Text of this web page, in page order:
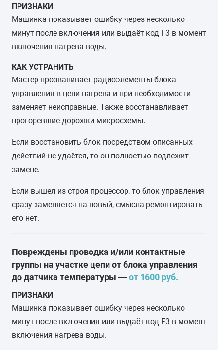
ПРИЗНАКИ
Машинка показывает ошибку через несколько
минут после включения или выдаёт код F3 в момент
включения нагрева воды.
КАК УСТРАНИТЬ
Мастер прозванивает радиоэлементы блока
управления в цепи нагрева и при необходимости
заменяет неисправные. Также восстанавливает
прогоревшие дорожки микросхемы.
Если восстановить блок посредством описанных
действий не удаётся, то он полностью подлежит
замене.
Если вышел из строя процессор, то блок управления
сразу заменяется на новый, смысла ремонтировать
его нет.
Повреждены проводка и/или контактные
группы на участке цепи от блока управления
до датчика температуры —от 1600 руб.
ПРИЗНАКИ
Машинка показывает ошибку через несколько
минут после включения или выдаёт код F3 в момент
включения нагрева воды.